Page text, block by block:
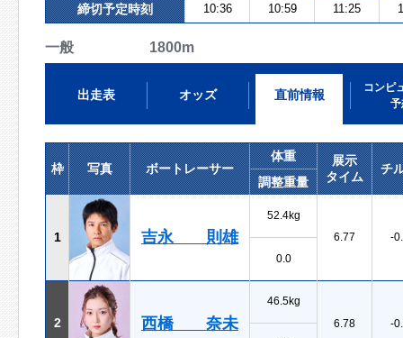
締切予定時刻 10:36 10:59 11:25
一般 1800m
出走表 オッズ 直前情報
コンピ
予
枠 写真 ボートレーサー
体重
展示
タイム
チ
調整重量
1 吉永 則雄
52.4kg
6.77
-
0.0
2 西橋 奈未
46.5kg
6.78
-